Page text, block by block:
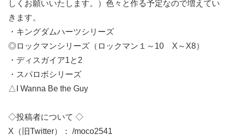
しくお願いいたします。）色々と作る予定なので増えてい
きます。
・キングダムハーツシリーズ
◎ロックマンシリーズ（ロックマン１～10 X～X8）
・ディスガイア1と2
・スパロボシリーズ
△I Wanna Be the Guy
◇投稿者について ◇
X（旧Twitter）： /moco2541